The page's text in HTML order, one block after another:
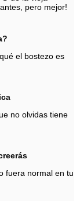
pero mejor!
el bostezo es
no olvidas tiene
fuera normal en tu